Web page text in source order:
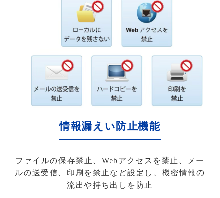
情報漏えい防止機能
ファイルの保存禁止、Webアクセスを禁止、メー
ルの送受信、印刷を禁止など設定し、機密情報の
流出や持ち出しを防止